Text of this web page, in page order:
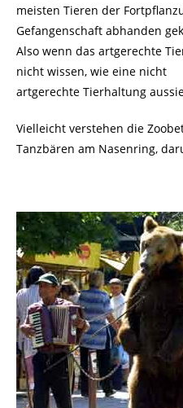
meisten Tieren der
Gefangenschaft abhanden
Also wenn das artgerechte
nicht wissen, wie eine nicht
artgerechte Tierhaltung
Vielleicht verstehen die
Tanzbären am Nasenring,